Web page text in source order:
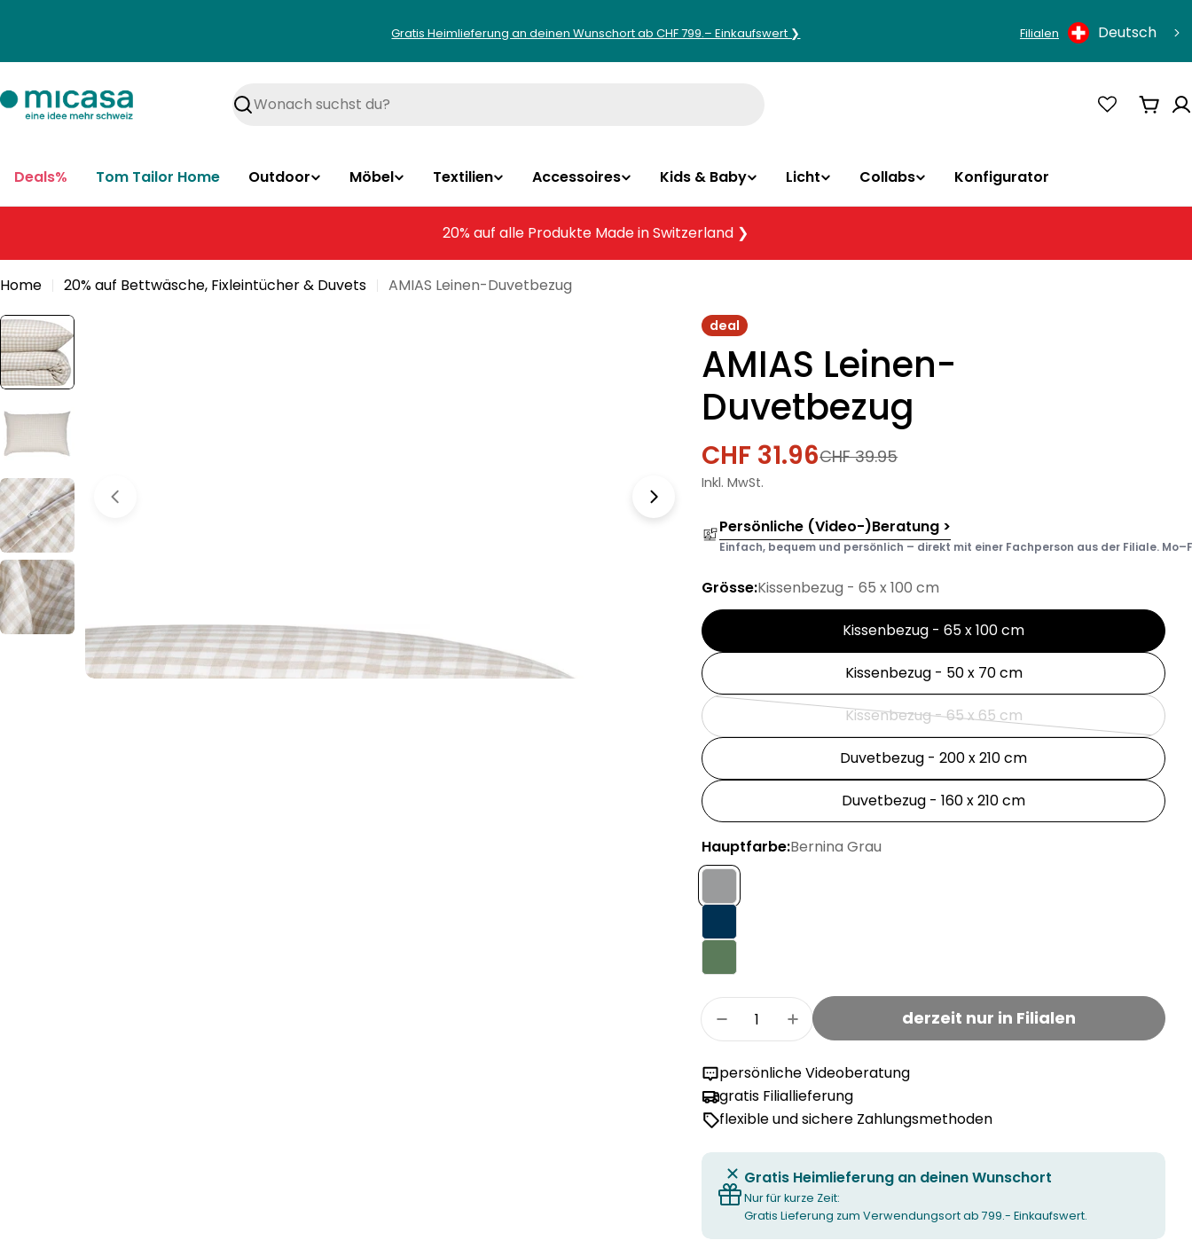
Gratis Heimlieferung an deinen Wunschort ab CHF 799.– Einkaufswert ❯ Filialen Deutsch
Suchen
Deals% Tom Tailor Home Outdoor Möbel Textilien Accessoires Kids & Baby Licht Collabs Konfigurator
20% auf alle Produkte Made in Switzerland ❯
Home 20% auf Bettwäsche, Fixleintücher & Duvets AMIAS Leinen-Duvetbezug
deal
AMIAS Leinen-
Duvetbezug
Verkaufspreis
CHF 31.96
Regulärer
Preis
CHF 39.95
Inkl. MwSt.
Persönliche (Video-)Beratung >
Einfach, bequem und persönlich – direkt mit einer Fachperson aus der Filiale. Mo–Fr
Grösse:Kissenbezug - 65 x 100 cm
Kissenbezug - 65 x 100 cm
Kissenbezug - 50 x 70 cm
Kissenbezug - 65 x 65 cm
Variante
ausverkauft
nicht
verfügbar
Duvetbezug - 200 x 210 cm
Duvetbezug - 160 x 210 cm
Hauptfarbe:Bernina Grau
Menge
Menge für AMIAS Leinen-Duvetbezug verringern
Menge für AMIAS Leinen-Duvetbezug erhöhen
derzeit nur in Filialen
persönliche Videoberatung
gratis Filiallieferung
flexible und sichere Zahlungsmethoden
Gratis Heimlieferung an deinen Wunschort
Nur für kurze Zeit:
Gratis Lieferung zum Verwendungsort ab 799.- Einkaufswert.